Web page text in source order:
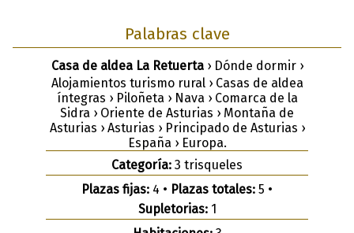
Palabras clave
Casa de aldea La Retuerta› Dónde dormir ›
Alojamientos turismo rural › Casas de aldea
íntegras › Piloñeta › Nava › Comarca de la
Sidra › Oriente de Asturias › Montaña de
Asturias › Asturias › Principado de Asturias ›
España › Europa.
Categoría: 3 trisqueles
Plazas fijas: 4 • Plazas totales: 5 •
Supletorias:1